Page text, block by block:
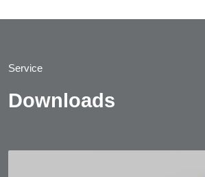
Service
Downloads